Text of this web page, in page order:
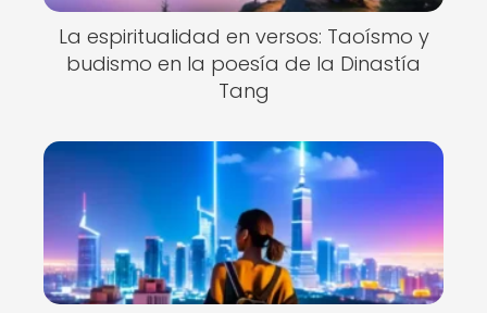
La espiritualidad en versos: Taoísmo y
budismo en la poesía de la Dinastía
Tang